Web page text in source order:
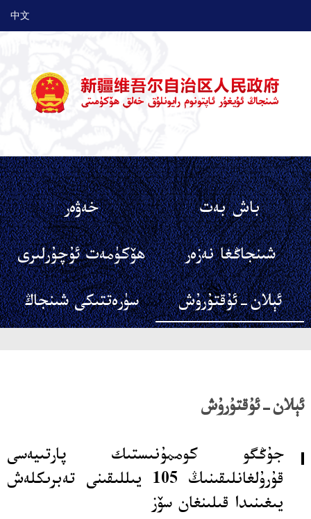
中文
باش بەت
خەۋەر
شىنجاڭغا نەزەر
ھۆكۈمەت ئۇچۇرلىرى
ئېلان-ئۇقتۇرۇش
سۈرەتتىكى شىنجاڭ
ئېلان-ئۇقتۇرۇش
جۇڭگو كوممۇنىستىك پارتىيەسى
قۇرۇلغانلىقىنىڭ 105 يىللىقىنى تەبرىكلەش
يىغىنىدا قىلىنغان سۆز